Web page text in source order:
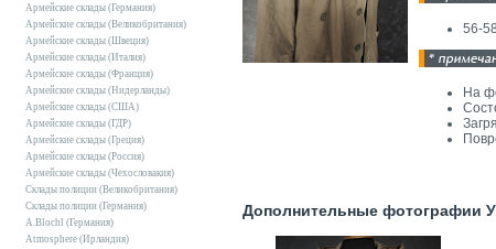
56-
На
Дополнительные фотографии
Армейские склады (Германия)
Армейские склады (Великобритания)
Армейские склады (Швеция)
Армейские склады (Италия)
Армейские склады (Франция)
Армейские склады (Нидерланды)
Армейские склады (США)
Армейские склады (ГДР)
Армейские склады (Греция)
Армейские склады (Россия)
Армейские склады (Чехословакия)
Склады полиции (Великобритания)
Склады полиции (Германия)
A.Blochl (Германия)
Atmosphere (Ирландия)